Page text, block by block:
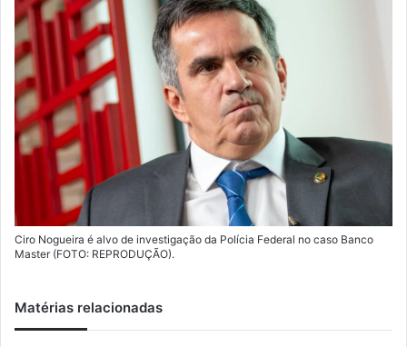
Ciro Nogueira é alvo de investigação da Polícia Federal no caso Banco
Master (FOTO: REPRODUÇÃO).
Matérias relacionadas